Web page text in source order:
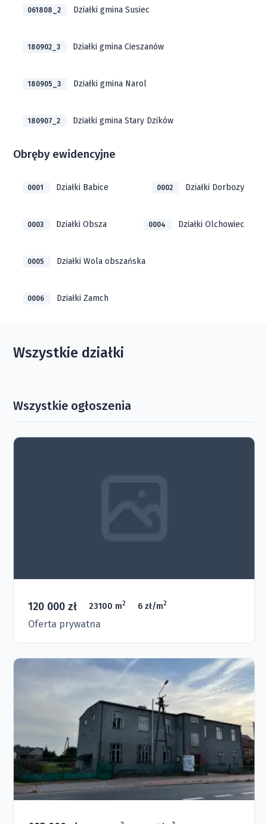
061808_2 Działki gmina Susiec
180902_3 Działki gmina Cieszanów
180905_3 Działki gmina Narol
180907_2 Działki gmina Stary Dzików
Obręby ewidencyjne
0001 Działki Babice 0002 Działki Dorbozy
0003 Działki Obsza 0004 Działki Olchowiec
0005 Działki Wola obszańska
0006 Działki Zamch
Wszystkie działki
Wszystkie ogłoszenia
120 000 zł 23100 m2 6 zł/m2
Oferta prywatna